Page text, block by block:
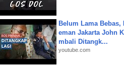
Belum Lama Bebas,
eman Jakarta John
mbali Ditangk...
youtube.com